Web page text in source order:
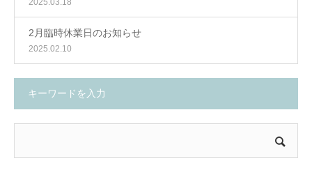
2025.03.18
2月臨時休業日のお知らせ
2025.02.10
キーワードを入力